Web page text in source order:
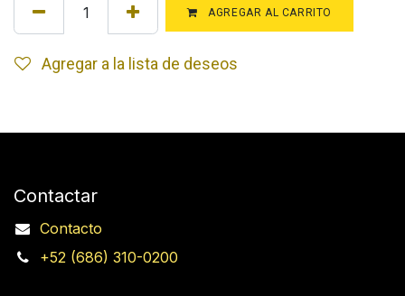
AGREGAR AL CARRITO
Agregar a la lista de deseos
Contactar
Contacto
+52 (686) 310-0200